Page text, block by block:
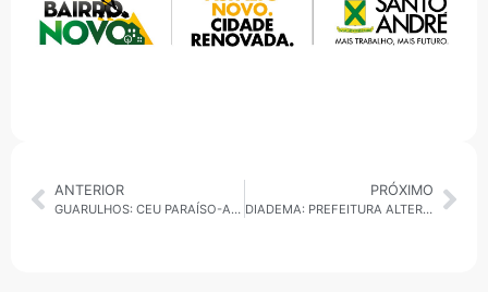
ANTERIOR
GUARULHOS: CEU PARAÍSO-ALVORADA ENSINA CULTIVO DE HORTAS
PRÓXIMO
DIADEMA: PREFEITURA ALTERA CRONOGRAMA DAS OBRAS DO CEU